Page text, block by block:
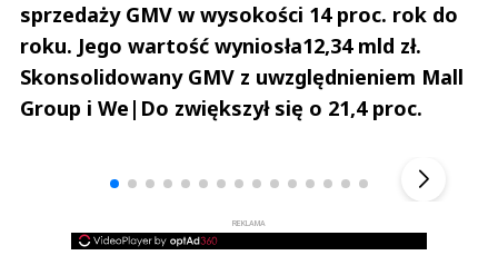
sprzedaży GMV w wysokości 14 proc. rok do
roku. Jego wartość wyniosła12,34 mld zł.
Skonsolidowany GMV z uwzględnieniem Mall
Group i We|Do zwiększył się o 21,4 proc.
REKLAMA